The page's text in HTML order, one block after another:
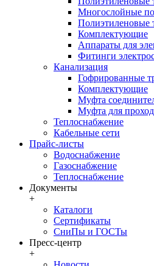
Многослойные
Полиэтиленовые
Комплектующие
Аппараты для
Фитинги
Канализация
Гофрированные
Комплектующие
Муфта
Муфта для
Теплоснабжение
Кабельные сети
Прайс-листы
Водоснабжение
Газоснабжение
Теплоснабжение
Документы
+
Каталоги
Сертификаты
СниПы и ГОСТы
Пресс-центр
+